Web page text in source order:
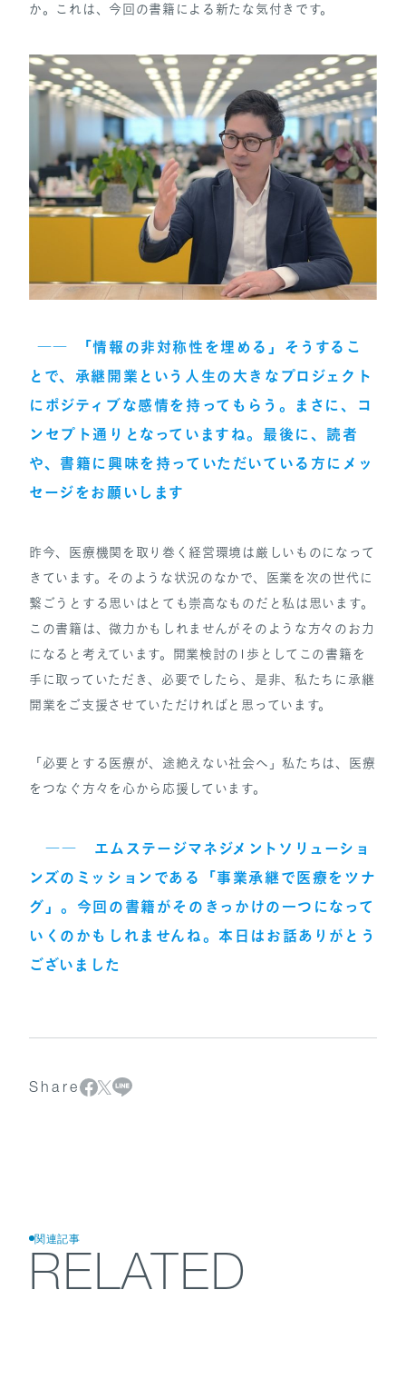
か。これは、今回の書籍による新たな気付きです。
――
「情報の非対称性を埋める」そうするこ
とで、承継開業という人生の大きなプロジェクト
にポジティブな感情を持ってもらう。まさに、コ
ンセプト通りとなっていますね。最後に、読者
や、書籍に興味を持っていただいている方にメッ
セージをお願いします
昨今、医療機関を取り巻く経営環境は厳しいものになって
きています。そのような状況のなかで、医業を次の世代に
繋ごうとする思いはとても崇高なものだと私は思います。
この書籍は、微力かもしれませんがそのような方々のお力
になると考えています。開業検討の1歩としてこの書籍を
手に取っていただき、必要でしたら、是非、私たちに承継
開業をご支援させていただければと思っています。
「必要とする医療が、途絶えない社会へ」私たちは、医療
をつなぐ方々を心から応援しています。
――
エムステージマネジメントソリューショ
ンズのミッションである「事業承継で医療をツナ
グ」。今回の書籍がそのきっかけの一つになって
いくのかもしれませんね。本日はお話ありがとう
ございました
Share
関連記事
RELATED